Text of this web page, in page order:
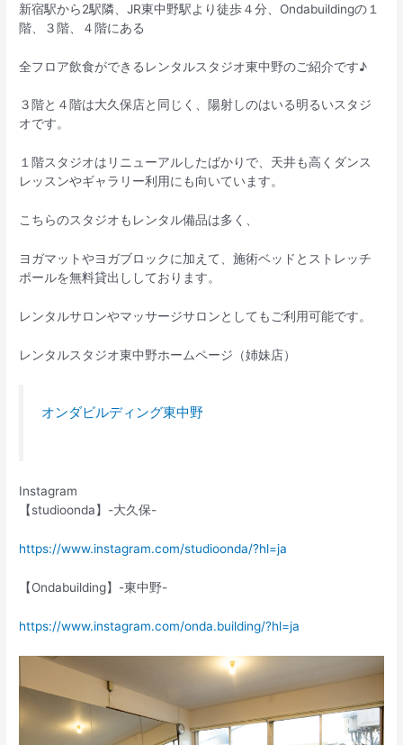
新宿駅から2駅隣、JR東中野駅より徒歩４分、Ondabuildingの１
階、３階、４階にある
全フロア飲食ができるレンタルスタジオ東中野のご紹介です♪
３階と４階は大久保店と同じく、陽射しのはいる明るいスタジ
オです。
１階スタジオはリニューアルしたばかりで、天井も高くダンス
レッスンやギャラリー利用にも向いています。
こちらのスタジオもレンタル備品は多く、
ヨガマットやヨガブロックに加えて、施術ベッドとストレッチ
ポールを無料貸出ししております。
レンタルサロンやマッサージサロンとしてもご利用可能です。
レンタルスタジオ東中野ホームページ（姉妹店）
オンダビルディング東中野
Instagram
【studioonda】-大久保-
https://www.instagram.com/studioonda/?hl=ja
【Ondabuilding】-東中野-
https://www.instagram.com/onda.building/?hl=ja